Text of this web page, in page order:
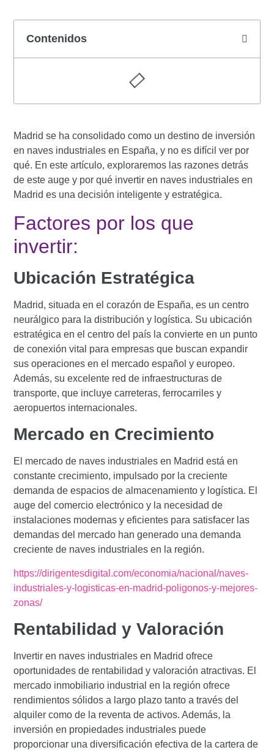
Contenidos
Madrid se ha consolidado como un destino de inversión
en naves industriales en España, y no es difícil ver por
qué. En este artículo, exploraremos las razones detrás
de este auge y por qué invertir en naves industriales en
Madrid es una decisión inteligente y estratégica.
Factores por los que
invertir:
Ubicación Estratégica
Madrid, situada en el corazón de España, es un centro
neurálgico para la distribución y logística. Su ubicación
estratégica en el centro del país la convierte en un punto
de conexión vital para empresas que buscan expandir
sus operaciones en el mercado español y europeo.
Además, su excelente red de infraestructuras de
transporte, que incluye carreteras, ferrocarriles y
aeropuertos internacionales.
Mercado en Crecimiento
El mercado de naves industriales en Madrid está en
constante crecimiento, impulsado por la creciente
demanda de espacios de almacenamiento y logística. El
auge del comercio electrónico y la necesidad de
instalaciones modernas y eficientes para satisfacer las
demandas del mercado han generado una demanda
creciente de naves industriales en la región.
https://dirigentesdigital.com/economia/nacional/naves-
industriales-y-logisticas-en-madrid-poligonos-y-mejores-
zonas/
Rentabilidad y Valoración
Invertir en naves industriales en Madrid ofrece
oportunidades de rentabilidad y valoración atractivas. El
mercado inmobiliario industrial en la región ofrece
rendimientos sólidos a largo plazo tanto a través del
alquiler como de la reventa de activos. Además, la
inversión en propiedades industriales puede
proporcionar una diversificación efectiva de la cartera de